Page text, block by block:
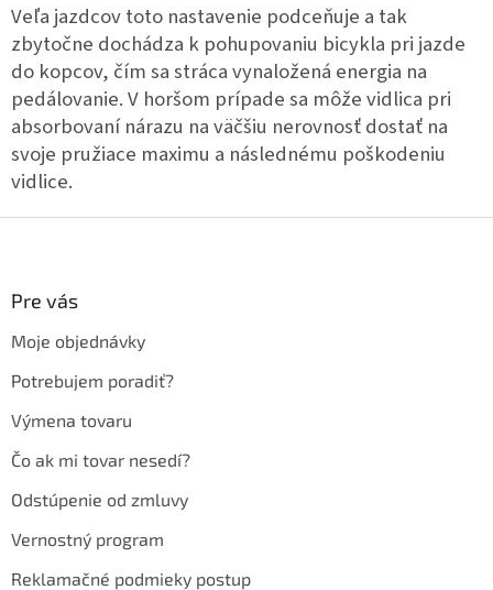
Veľa jazdcov toto nastavenie podceňuje a tak
zbytočne dochádza k pohupovaniu bicykla pri jazde
do kopcov, čím sa stráca vynaložená energia na
pedálovanie. V horšom prípade sa môže vidlica pri
absorbovaní nárazu na väčšiu nerovnosť dostať na
svoje pružiace maximu a následnému poškodeniu
vidlice.
Pre vás
Moje objednávky
Potrebujem poradiť?
Výmena tovaru
Čo ak mi tovar nesedí?
Odstúpenie od zmluvy
Vernostný program
Reklamačné podmieky postup